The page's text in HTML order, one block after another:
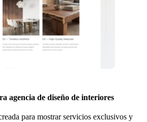
agencia de diseño de interiores
para mostrar servicios exclusivos y